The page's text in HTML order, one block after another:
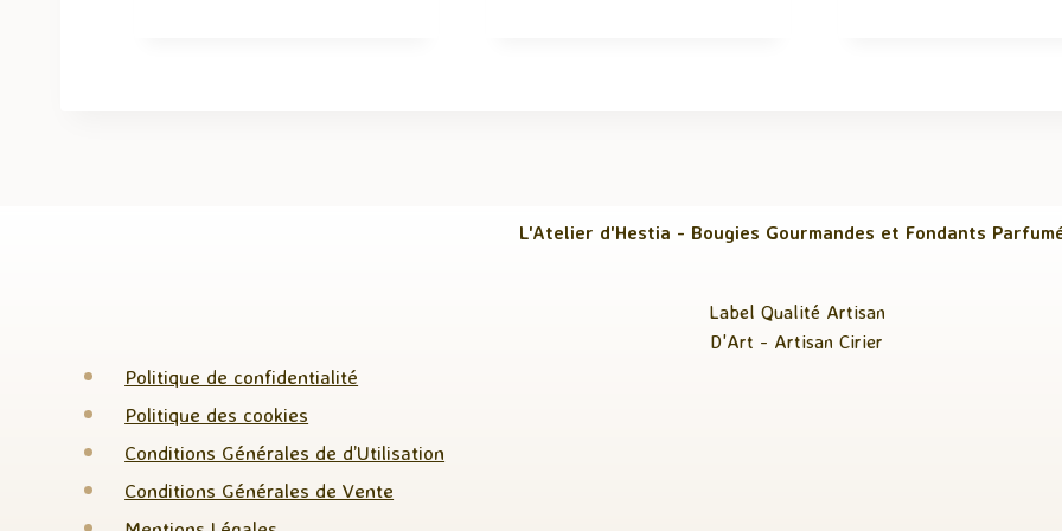
L'Atelier d'Hestia - Bougies Gourmandes et Fondants
Label Qualité Artisan
D'Art - Artisan Cirier
Politique de confidentialité
Politique des cookies
Conditions Générales de d’Utilisation
Conditions Générales de Vente